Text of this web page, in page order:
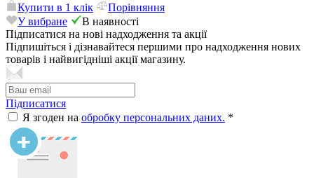
Купити в 1 клік
Порівняння
У вибране
В наявності
Підписатися на нові надходження та акції
Підпишіться і дізнавайтеся першими про надходження нових
товарів і найвигідніші акції магазину.
Підписатися
Я згоден на обробку персональних даних. *